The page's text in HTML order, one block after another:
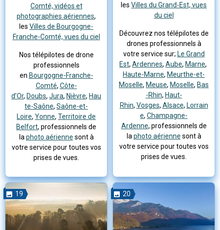
Comté, vidéos et
photographies aériennes,
les Villes de Bourgogne-
Franche-Comté, vues du ciel
Nos télépilotes de drone
professionnels
en Bourgogne-Franche-
Comté, Côte-
d’Or, Doubs, Jura, Nièvre, Hau
te-Saône, Saône-et-
Loire, Yonne, Territoire de
Belfort, professionnels de
la photo aérienne sont à
votre service pour toutes vos
prises de vues.
les Villes du Grand-Est, vues
du ciel
Découvrez nos télépilotes de
drones professionnels à
votre service sur; Le Grand
Est, Ardennes, Aube, Marne,
Haute-Marne, Meurthe-et-
Moselle, Meuse, Moselle, Bas
-Rhin, Haut-
Rhin, Vosges, Alsace, Lorrain
e, Champagne-
Ardenne, professionnels de
la photo aérienne sont à
votre service pour toutes vos
prises de vues.
19 20